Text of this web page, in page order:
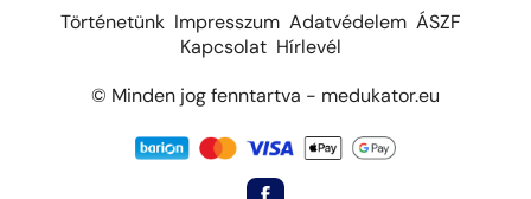
Történetünk Impresszum Adatvédelem ÁSZF
Kapcsolat Hírlevél
© Minden jog fenntartva - medukator.eu